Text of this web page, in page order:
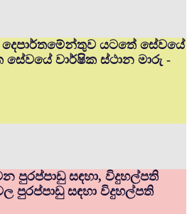
යටතේ සේවයේ
වාර්ෂික ස්ථාන මාරු -
පුරප්පාඩු සඳහා, විදුහල්පති
පුරප්පාඩු සඳහා විදුහල්පති